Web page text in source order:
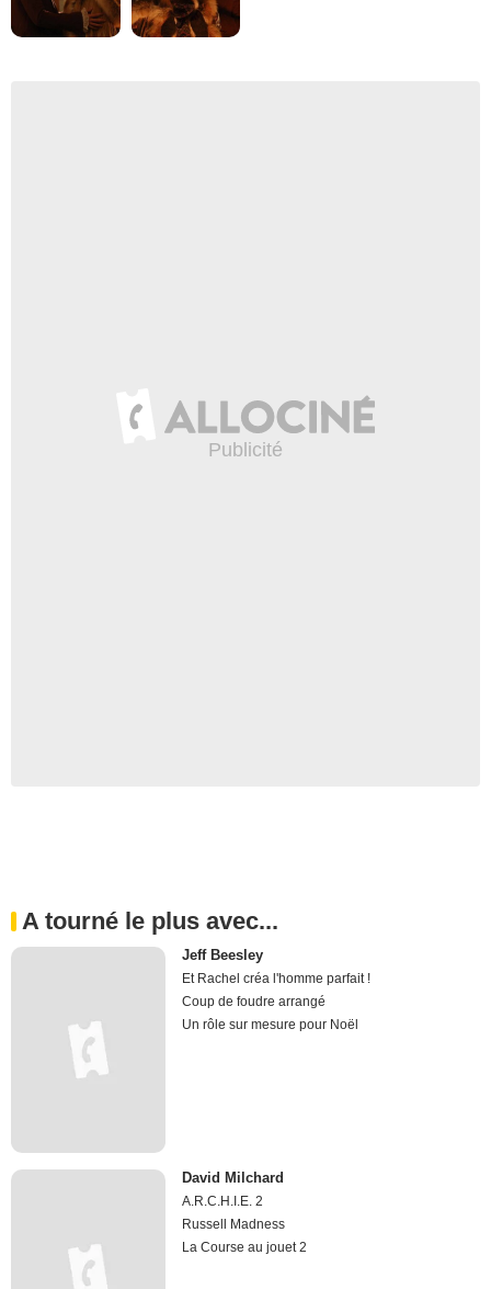
A tourné le plus avec...
Jeff Beesley
Et Rachel créa l'homme parfait !
Coup de foudre arrangé
Un rôle sur mesure pour Noël
David Milchard
A.R.C.H.I.E. 2
Russell Madness
La Course au jouet 2